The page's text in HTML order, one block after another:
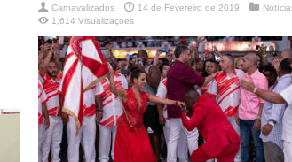
Carnavalizados 14 de Fevereiro de 2019
1,614 Visualizaçoes